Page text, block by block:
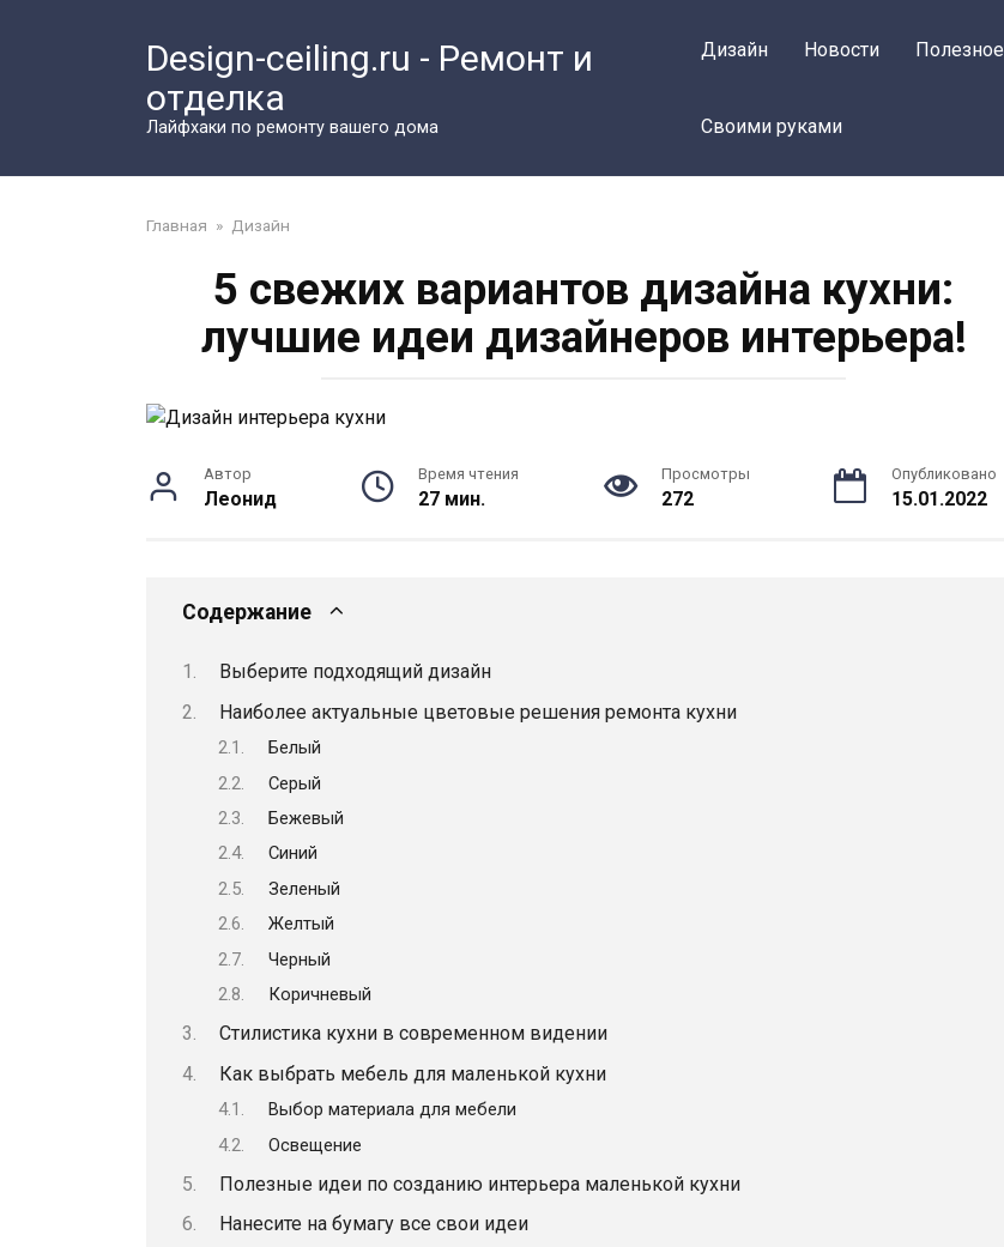
Design-ceiling.ru - Ремонт и
отделка
Лайфхаки по ремонту вашего дома
Дизайн Новости Полезное
Своими руками
Главная » Дизайн
5 свежих вариантов дизайна кухни:
лучшие идеи дизайнеров интерьера!
Автор
Леонид
Время чтения
27 мин.
Просмотры
272
Опубликовано
15.01.2022
Содержание
Выберите подходящий дизайн
Наиболее актуальные цветовые решения ремонта кухни
Белый
Серый
Бежевый
Синий
Зеленый
Желтый
Черный
Коричневый
Стилистика кухни в современном видении
Как выбрать мебель для маленькой кухни
Выбор материала для мебели
Освещение
Полезные идеи по созданию интерьера маленькой кухни
Нанесите на бумагу все свои идеи